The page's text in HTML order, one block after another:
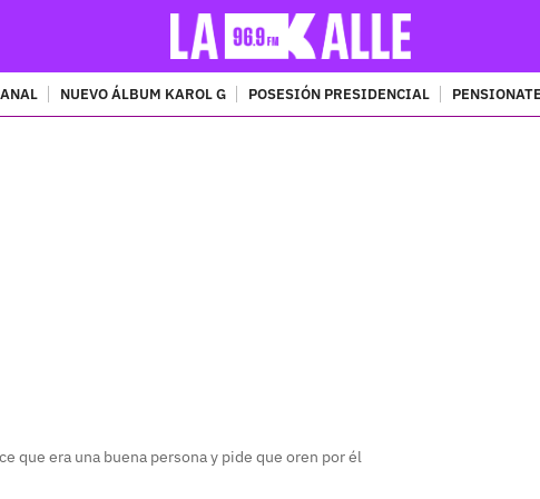
NUEVO ÁLBUM KAROL G POSESIÓN PRESIDENCIAL
que era una buena persona y pide que oren por él